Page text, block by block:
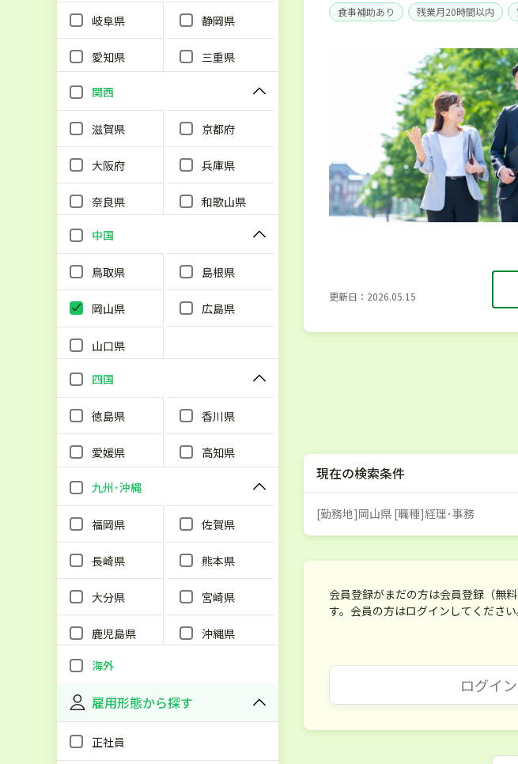
岐阜県 静岡県
愛知県 三重県
関西
滋賀県 京都府
大阪府 兵庫県
奈良県 和歌山県
中国
鳥取県 島根県
岡山県 広島県
山口県
四国
徳島県 香川県
愛媛県 高知県
九州･沖縄
福岡県 佐賀県
長崎県 熊本県
大分県 宮崎県
鹿児島県
沖縄県
海外
雇用形態から探す
正社員
食事補助あり
残業月20時間以内
更新日：2026.05.15
現在の検索条件
[勤務地]岡山県 [職種]経理･事務
会員登録がまだの方は会員登録（無
す。会員の方はログインしてください
ログイン